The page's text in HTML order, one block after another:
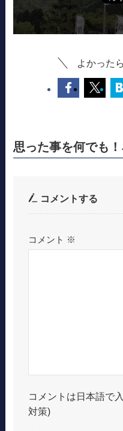
よかった
思った事を何でも
コメントする
コメント ※
コメントは日本語で
対策)